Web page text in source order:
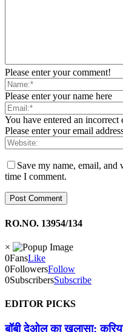
Please enter your comment!
Please enter your name here
You have entered an incorrect
Please enter your email
Save my name, email,
time I comment.
RO.NO. 13954/134
×
0FansLike
0FollowersFollow
0SubscribersSubscribe
EDITOR PICKS
बॉबी देओल का खुलासा: